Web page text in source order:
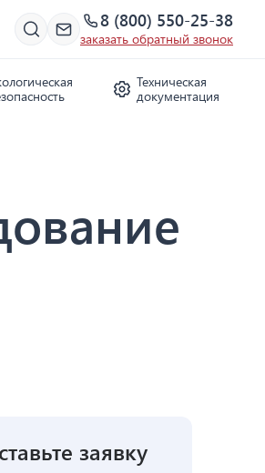
8 (800) 550-25-38
заказать обратный звонок
Техническая
документация
заявку